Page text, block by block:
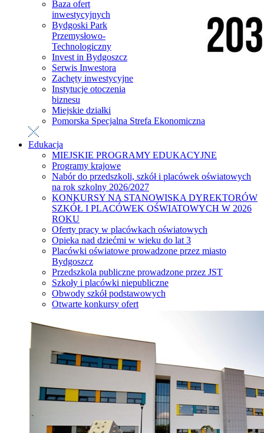
Baza ofert
inwestycyjnych
Bydgoski Park
Przemysłowo-
Technologiczny
Invest in Bydgoszcz
Serwis Inwestora
Zachęty inwestycyjne
Instytucje otoczenia
biznesu
Miejskie działki
Pomorska Specjalna Strefa Ekonomiczna
Edukacja
MIEJSKIE PROGRAMY EDUKACYJNE
Programy krajowe
Nabór do przedszkoli, szkół i placówek oświatowych
na rok szkolny 2026/2027
KONKURSY NA STANOWISKA DYREKTORÓW
SZKÓŁ I PLACÓWEK OŚWIATOWYCH W 2026
ROKU
Oferty pracy w placówkach oświatowych
Opieka nad dziećmi w wieku do lat 3
Placówki oświatowe prowadzone przez miasto
Bydgoszcz
Przedszkola publiczne prowadzone przez JST
Szkoły i placówki niepubliczne
Obwody szkół podstawowych
Otwarte konkursy ofert